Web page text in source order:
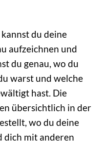
kannst du deine
aufzeichnen und
du genau, wo du
warst und welche
hast. Die
übersichtlich in der
wo du deine
dich mit anderen